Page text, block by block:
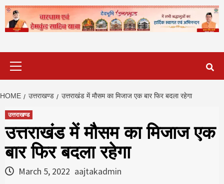
HOME उत्तराखण्ड उत्तराखंड में मौसम का मिजाज एक बार फिर बदला रहेगा
उत्तराखण्ड
उत्तराखंड में मौसम का मिजाज एक
बार फिर बदला रहेगा
March 5, 2022 aajtakadmin